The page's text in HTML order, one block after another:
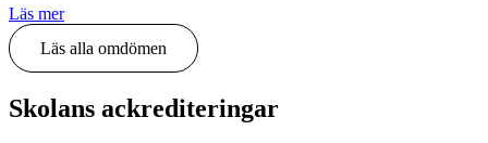
Läs mer
Läs alla omdömen
Skolans ackrediteringar